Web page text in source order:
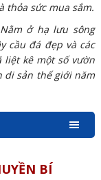
sức mua sắm.
ở hạ lưu sông
cầu đá đẹp và các
liệt kê một số vườn
di sản thế giới năm
BÍ